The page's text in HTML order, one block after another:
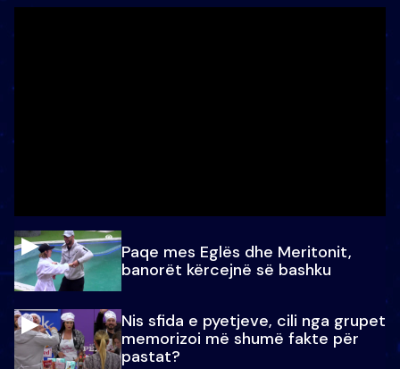
Paqe mes Eglës dhe Meritonit,
banorët kërcejnë së bashku
Nis sfida e pyetjeve, cili nga grupet
memorizoi më shumë fakte për
pastat?